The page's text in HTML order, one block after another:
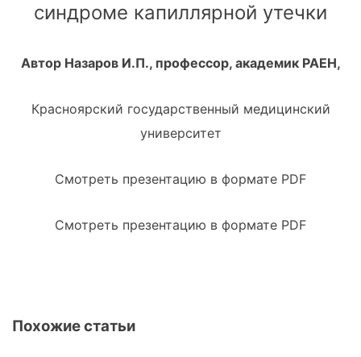
синдроме капиллярной утечки
Автор Назаров И.П., профессор, академик РАЕН,
Красноярский государственный медицинский
университет
Смотреть презентацию в формате PDF
Смотреть презентацию в формате PDF
Похожие статьи